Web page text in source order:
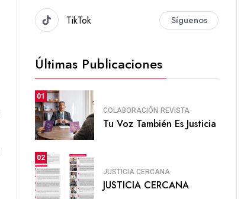
TikTok Síguenos
Últimas Publicaciones
01
COLABORACIÓN REVISTA
Tu Voz También Es Justicia
02
JUSTICIA CERCANA
JUSTICIA CERCANA